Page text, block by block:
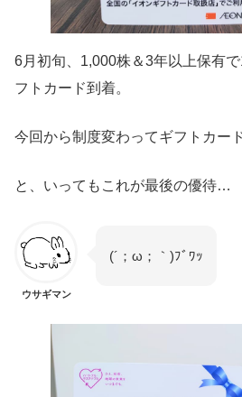
※2023年分からもらえるように
6月初旬、1,000株＆3年以上保有
フトカード到着。
今回から制度変わってギフトカー
と、いってもこれが最後の優待…
ウサギマン
(´；ω；｀)ﾌﾞﾜｯ